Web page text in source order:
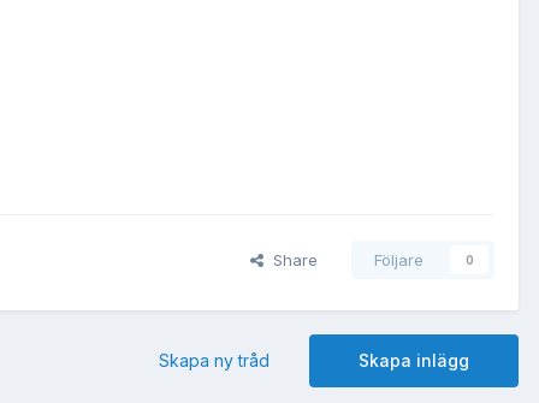
Share Följare 0
Skapa inlägg
Skapa ny tråd